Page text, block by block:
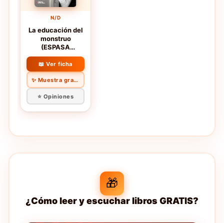
N/D
La educación del
monstruo
(ESPASA
NARRATIVA)
📖 Ver ficha
✨ Muestra gratis
⭐ Opiniones
🎁
¿Cómo leer y escuchar libros GRATIS?